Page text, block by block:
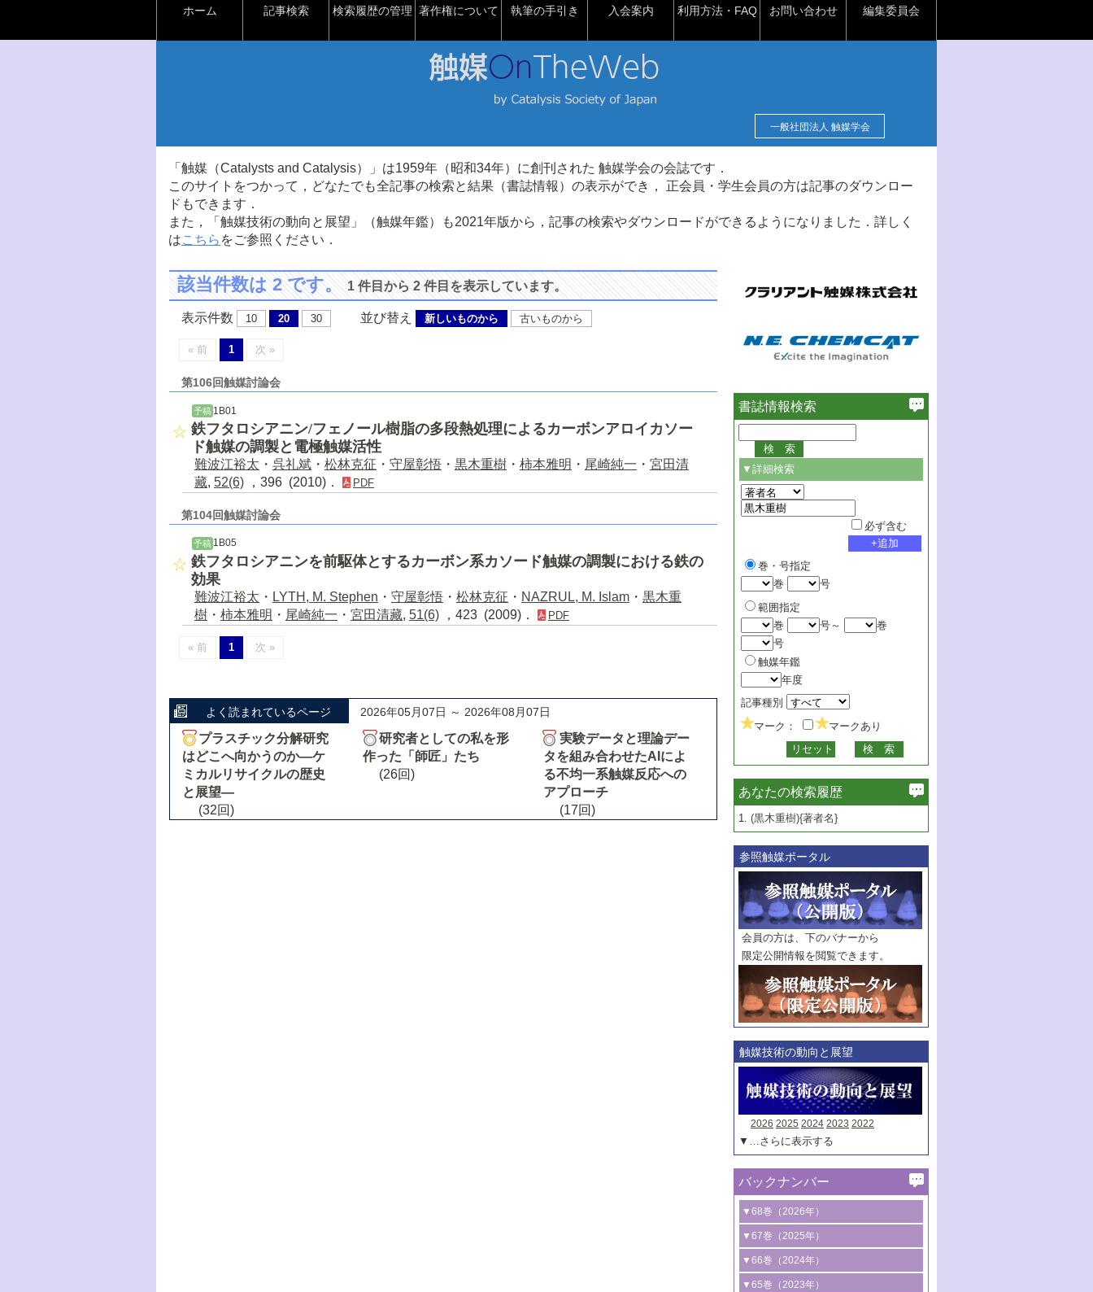
ホーム 記事検索 検索履歴の管理 著作権について 執筆の手引き 入会案内 利用方法・FAQ お問い合わせ 編集委員会
一般社団法人 触媒学会
「触媒（Catalysts and Catalysis）」は1959年（昭和34年）に創刊された 触媒学会の会誌です．
このサイトをつかって，どなたでも全記事の検索と結果（書誌情報）の表示ができ， 正会員・学生会員の方は記事のダウンロー
ドもできます．
また，「触媒技術の動向と展望」（触媒年鑑）も2021年版から，記事の検索やダウンロードができるようになりました．詳しく
はこちら をご参照ください．
該当件数は 2 です。1 件目から 2 件目を表示しています。
表示件数 10 20 30 並び替え 新しいものから 古いものから
« 前 1 次 »
第106回触媒討論会
予稿 1B01
鉄フタロシアニン/フェノール樹脂の多段熱処理によるカーボンアロイカソー
ド触媒の調製と電極触媒活性
難波江裕太 ・ 呉礼斌 ・ 松林克征 ・ 守屋彰悟 ・ 黒木重樹 ・ 柿本雅明 ・ 尾崎純一 ・ 宮田清
藏, 52(6) ，396 (2010)． PDF
第104回触媒討論会
予稿 1B05
鉄フタロシアニンを前駆体とするカーボン系カソード触媒の調製における鉄の
効果
難波江裕太 ・ LYTH, M. Stephen ・ 守屋彰悟 ・ 松林克征 ・ NAZRUL, M. Islam ・ 黒木重
樹 ・ 柿本雅明 ・ 尾崎純一 ・ 宮田清藏, 51(6) ，423 (2009)． PDF
« 前 1 次 »
よく読まれているページ 2026年05月07日 ～ 2026年08月07日
プラスチック分解研究
はどこへ向かうのか―ケ
ミカルリサイクルの歴史
と展望―
(32回)
研究者としての私を形
作った「師匠」たち
(26回)
実験データと理論デー
タを組み合わせたAIによ
る不均一系触媒反応への
アプローチ
(17回)
書誌情報検索
▼詳細検索
必ず含む
巻・号指定
巻
号
範囲指定
巻
号～
巻
号
触媒年鑑
年度
記事種別
マーク：
マークあり
あなたの検索履歴
1. (黒木重樹){著者名}
参照触媒ポータル
会員の方は、下のバナーから
限定公開情報を閲覧できます。
触媒技術の動向と展望
2026 2025 2024 2023 2022
▼…さらに表示する
バックナンバー
▼68巻（2026年）
1号 過酸化水素合成に関する研究動向
2号 コンピューター技術により加速する
触媒開発
▼67巻（2025年）
1号 CO
水素化によるグリーン燃料/グリ
ーンケミカル製造
▼66巻（2024年）
1号 低次元ナノ構造を有する触媒材料
▼65巻（2023年）